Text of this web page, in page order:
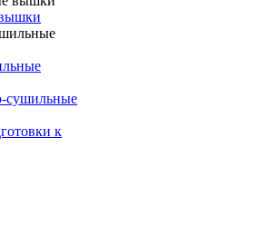
сушильные
к